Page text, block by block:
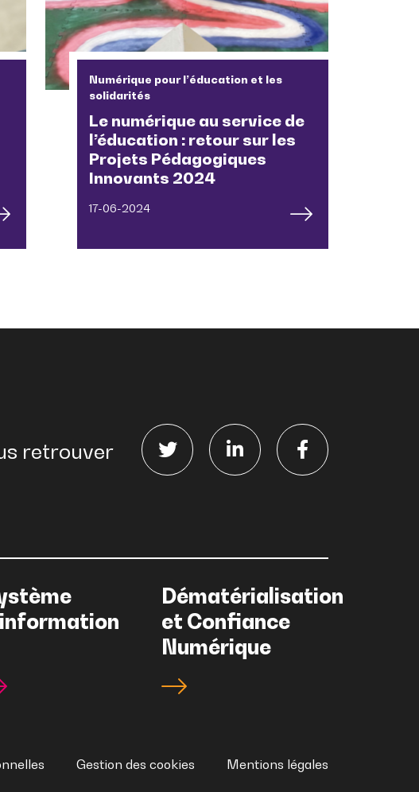
Numérique pour l’éducation et les
solidarités
Le numérique au service de
l’éducation : retour sur les
Projets Pédagogiques
Innovants 2024
17-06-2024
retrouver
Dématérialisation
et Confiance
Numérique
Gestion des cookies Mentions légales